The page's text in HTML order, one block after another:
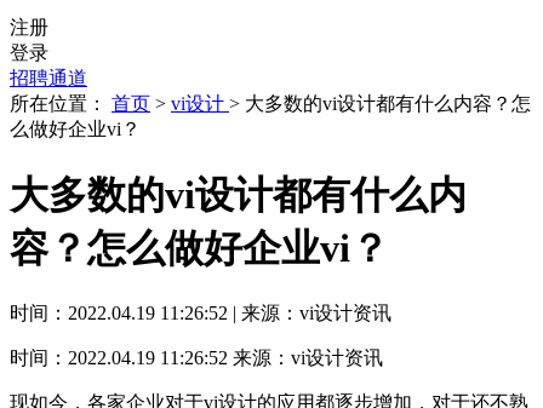
注册
登录
招聘通道
所在位置： 首页 > vi设计 > 大多数的vi设计都有什么内容？怎
么做好企业vi？
大多数的vi设计都有什么内
容？怎么做好企业vi？
时间：2022.04.19 11:26:52 | 来源：vi设计资讯
时间：2022.04.19 11:26:52 来源：vi设计资讯
现如今，各家企业对于vi设计的应用都逐步增加，对于还不熟